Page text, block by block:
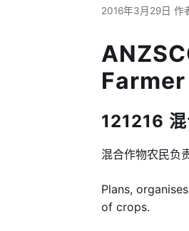
2016年3月29日 作
121216
混合作物农民负
Plans,
of crops.